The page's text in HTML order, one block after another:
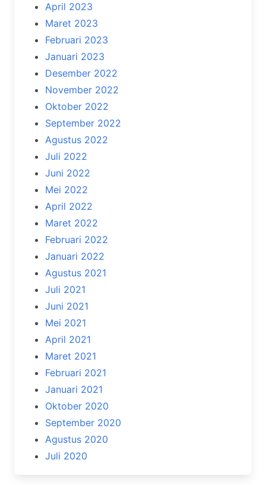
April 2023
Maret 2023
Februari 2023
Januari 2023
Desember 2022
November 2022
Oktober 2022
September 2022
Agustus 2022
Juli 2022
Juni 2022
Mei 2022
April 2022
Maret 2022
Februari 2022
Januari 2022
Agustus 2021
Juli 2021
Juni 2021
Mei 2021
April 2021
Maret 2021
Februari 2021
Januari 2021
Oktober 2020
September 2020
Agustus 2020
Juli 2020